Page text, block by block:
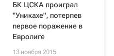
БК ЦСКА проиграл
"Уникахе", потерпев
первое поражение в
Евролиге
13 ноября 2015